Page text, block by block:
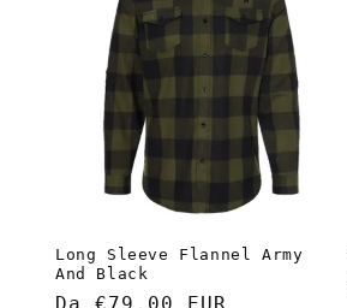
Long Sleeve Flannel Army
And Black